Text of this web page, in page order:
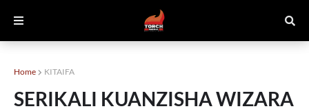
Home KITAIFA
SERIKALI KUANZISHA WIZARA